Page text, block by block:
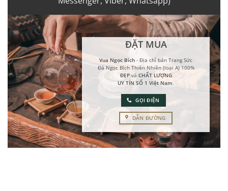
ĐẶT MUA
Vua Ngọc Bích - Địa chỉ bán Trang Sức
Đá Ngọc Bích Thiên Nhiên (loại A) 100%
ĐẸPvà CHẤT LƯỢNG
UY TÍN SỐ 1 Việt Nam.
GỌI ĐIỆN
DẪN ĐƯỜNG